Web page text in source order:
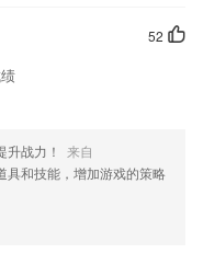
年考题，题题详细解析，手
求进行针对性练习
，让你能够更好的进行考试
52
升战力！
来自
具和技能，增加游戏的策略